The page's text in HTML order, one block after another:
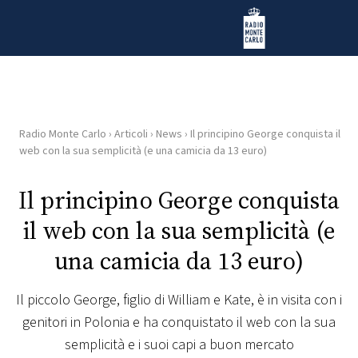
Radio Monte Carlo
HOME
RADIO
WEB
PLAYLIST
NEWS
Radio Monte Carlo › Articoli › News › Il principino George conquista il
web con la sua semplicità (e una camicia da 13 euro)
Il principino George conquista
il web con la sua semplicità (e
una camicia da 13 euro)
Il piccolo George, figlio di William e Kate, è in visita con i
genitori in Polonia e ha conquistato il web con la sua
semplicità e i suoi capi a buon mercato